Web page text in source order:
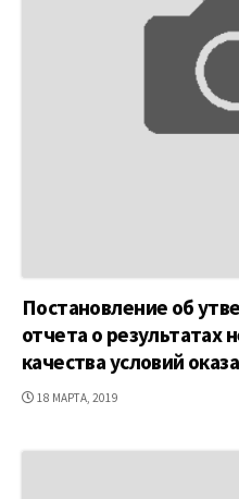
Постановление об
отчета о результатах
качества условий
ДАТА
18 МАРТА, 2019